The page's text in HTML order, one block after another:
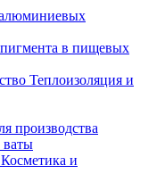
пигмента в пищевых
Теплоизоляция и
производства
ваты
Косметика и